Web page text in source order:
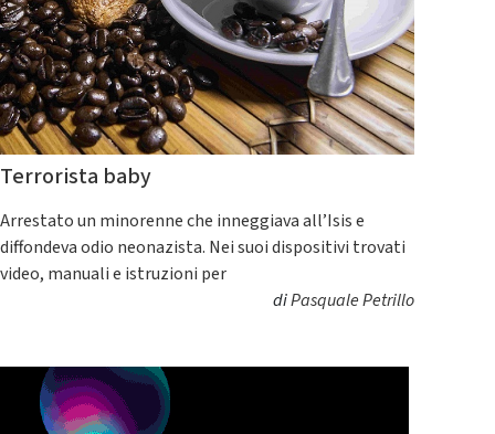
Terrorista baby
Arrestato un minorenne che inneggiava all’Isis e
diffondeva odio neonazista. Nei suoi dispositivi trovati
video, manuali e istruzioni per
diPasquale Petrillo